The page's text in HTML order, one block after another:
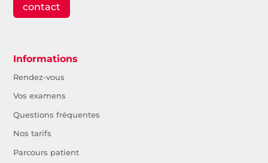
contact
Informations
Rendez-vous
Vos examens
Questions fréquentes
Nos tarifs
Parcours patient